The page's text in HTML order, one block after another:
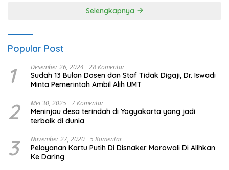
Selengkapnya
Popular Post
1 Desember 26, 2024 28 Komentar
Sudah 13 Bulan Dosen dan Staf Tidak Digaji, Dr. Iswadi
Minta Pemerintah Ambil Alih UMT
2 Mei 30, 2025 7 Komentar
Meninjau desa terindah di Yogyakarta yang jadi
terbaik di dunia
3 November 27, 2020 5 Komentar
Pelayanan Kartu Putih Di Disnaker Morowali Di Alihkan
Ke Daring